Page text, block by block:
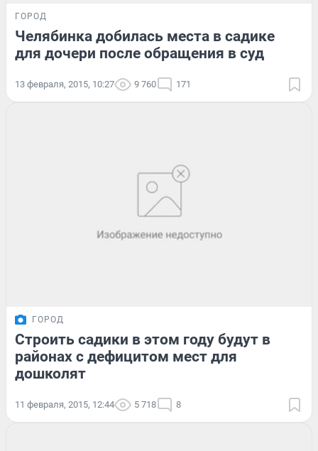
ГОРОД
Челябинка добилась места в садике
для дочери после обращения в суд
13 февраля, 2015, 10:27 9 760 171
ГОРОД
Строить садики в этом году будут в
районах с дефицитом мест для
дошколят
11 февраля, 2015, 12:44 5 718 8